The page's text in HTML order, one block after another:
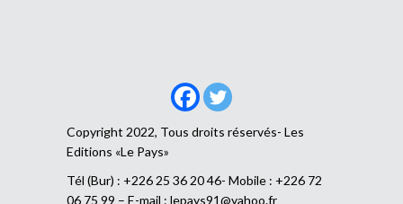
Copyright 2022, Tous droits réservés- Les
Editions «Le Pays»
Tél (Bur) : +226 25 36 20 46- Mobile : +226 72
06 75 99 – E-mail : lepays91@yahoo.fr